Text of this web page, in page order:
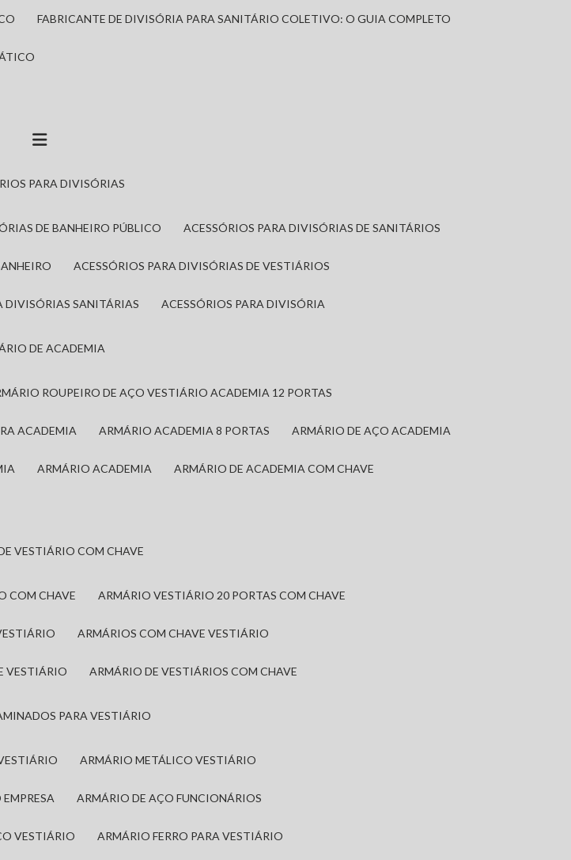
FABRICANTE DE DIVISÓRIA PARA SANITÁRIO COLETIVO: O GUIA COMPLETO
PARA DIVISÓRIAS
DE BANHEIRO PÚBLICO ACESSÓRIOS PARA DIVISÓRIAS DE SANITÁRIOS
ACESSÓRIOS PARA DIVISÓRIAS DE VESTIÁRIOS
DIVISÓRIAS SANITÁRIAS ACESSÓRIOS PARA DIVISÓRIA
DE ACADEMIA
ROUPEIRO DE AÇO VESTIÁRIO ACADEMIA 12 PORTAS
ACADEMIA ARMÁRIO ACADEMIA 8 PORTAS ARMÁRIO DE AÇO ACADEMIA
ARMÁRIO ACADEMIA ARMÁRIO DE ACADEMIA COM CHAVE
DE VESTIÁRIO COM CHAVE
COM CHAVE ARMÁRIO VESTIÁRIO 20 PORTAS COM CHAVE
ARMÁRIOS COM CHAVE VESTIÁRIO
VESTIÁRIO ARMÁRIO DE VESTIÁRIOS COM CHAVE
PARA VESTIÁRIO
ARMÁRIO METÁLICO VESTIÁRIO
ARMÁRIO DE AÇO FUNCIONÁRIOS
VESTIÁRIO ARMÁRIO FERRO PARA VESTIÁRIO